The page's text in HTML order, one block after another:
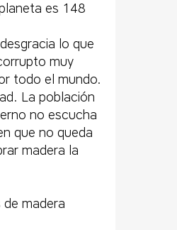
es 148
lo que
muy
todo el mundo.
La población
no escucha
que no queda
madera la
madera